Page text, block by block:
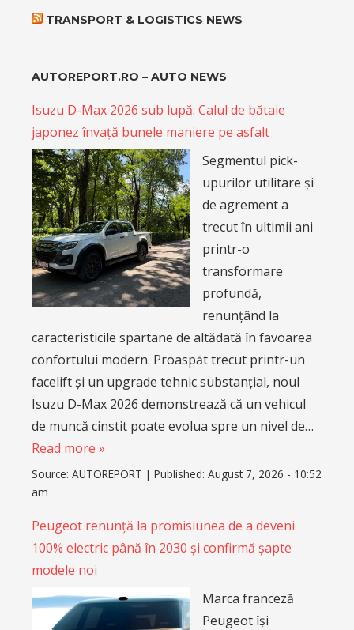
TRANSPORT & LOGISTICS NEWS
AUTOREPORT.RO – AUTO NEWS
Isuzu D-Max 2026 sub lupă: Calul de bătaie
japonez învață bunele maniere pe asfalt
Segmentul pick-
upurilor utilitare și
de agrement a
trecut în ultimii ani
printr-o
transformare
profundă,
renunțând la
caracteristicile spartane de altădată în favoarea
confortului modern. Proaspăt trecut printr-un
facelift și un upgrade tehnic substanțial, noul
Isuzu D-Max 2026 demonstrează că un vehicul
de muncă cinstit poate evolua spre un nivel de…
Read more »
Source: AUTOREPORT | Published: August 7, 2026 - 10:52
am
Peugeot renunță la promisiunea de a deveni
100% electric până în 2030 și confirmă șapte
modele noi
Marca franceză
Peugeot își